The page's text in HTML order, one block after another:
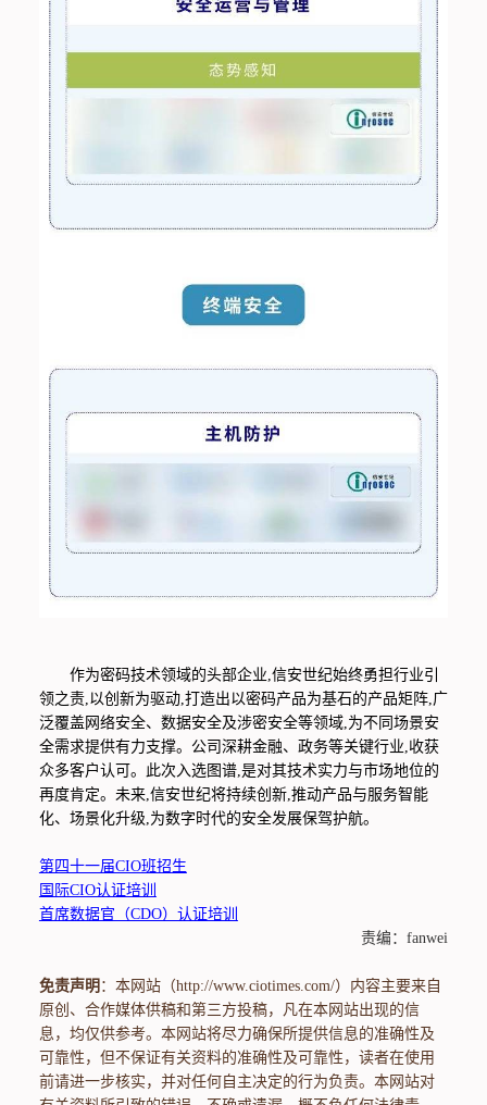
作为密码技术领域的头部企业,信安世纪始终勇担行业引
领之责,以创新为驱动,打造出以密码产品为基石的产品矩阵,广
泛覆盖网络安全、数据安全及涉密安全等领域,为不同场景安
全需求提供有力支撑。公司深耕金融、政务等关键行业,收获
众多客户认可。此次入选图谱,是对其技术实力与市场地位的
再度肯定。未来,信安世纪将持续创新,推动产品与服务智能
化、场景化升级,为数字时代的安全发展保驾护航。
第四十一届CIO班招生
国际CIO认证培训
首席数据官（CDO）认证培训
责编：fanwei
免责声明 ：本网站（http://www.ciotimes.com/）内容主要来自
原创、合作媒体供稿和第三方投稿，凡在本网站出现的信
息，均仅供参考。本网站将尽力确保所提供信息的准确性及
可靠性，但不保证有关资料的准确性及可靠性，读者在使用
前请进一步核实，并对任何自主决定的行为负责。本网站对